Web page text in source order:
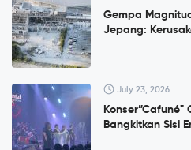
Gempa
Jepang:
July 23, 2026
Bangkitkan Sisi